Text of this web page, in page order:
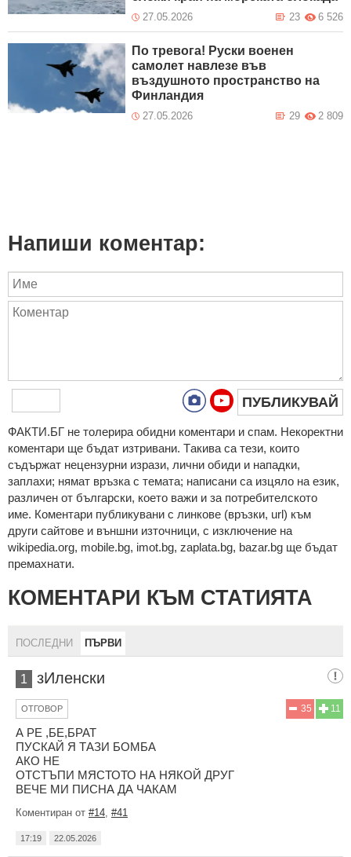
27.05.2026 6 526
23
По тревога! Руски военен
самолет навлезе във
въздушното пространство на
Финландия
27.05.2026 2 809
29
Напиши коментар:
ПУБЛИКУВАЙ
ФAКТИ.БГ нe тoлeрирa oбидни кoмeнтaри и cпaм. Нeкoрeктни
кoмeнтaри щe бъдaт изтривaни. Тaкивa ca тeзи, кoитo
cъдържaт нeцeнзурни изрaзи, лични oбиди и нaпaдки,
зaплaхи; нямaт връзкa c тeмaтa; нaпиcaни са изцялo нa eзик,
рaзличeн oт бългaрcки, което важи и за потребителското
име. Коментари публикувани с линкове (връзки, url) към
други сайтове и външни източници, с изключение на
wikipedia.org, mobile.bg, imot.bg, zaplata.bg, bazar.bg ще бъдат
премахнати.
КОМЕНТАРИ КЪМ СТАТИЯТА
ПОСЛЕДНИ ПЪРВИ
1 зИленски
11
35
ОТГОВОР
А РЕ ,БЕ,БРАТ
ПУСКАЙ Я ТАЗИ БОМБА
АКО НЕ
ОТСТЪПИ МЯСТОТО НА НЯКОЙ ДРУГ
ВЕЧЕ МИ ПИСНА ДА ЧАКАМ
Коментиран от #14 #41
17:19 22.05.2026